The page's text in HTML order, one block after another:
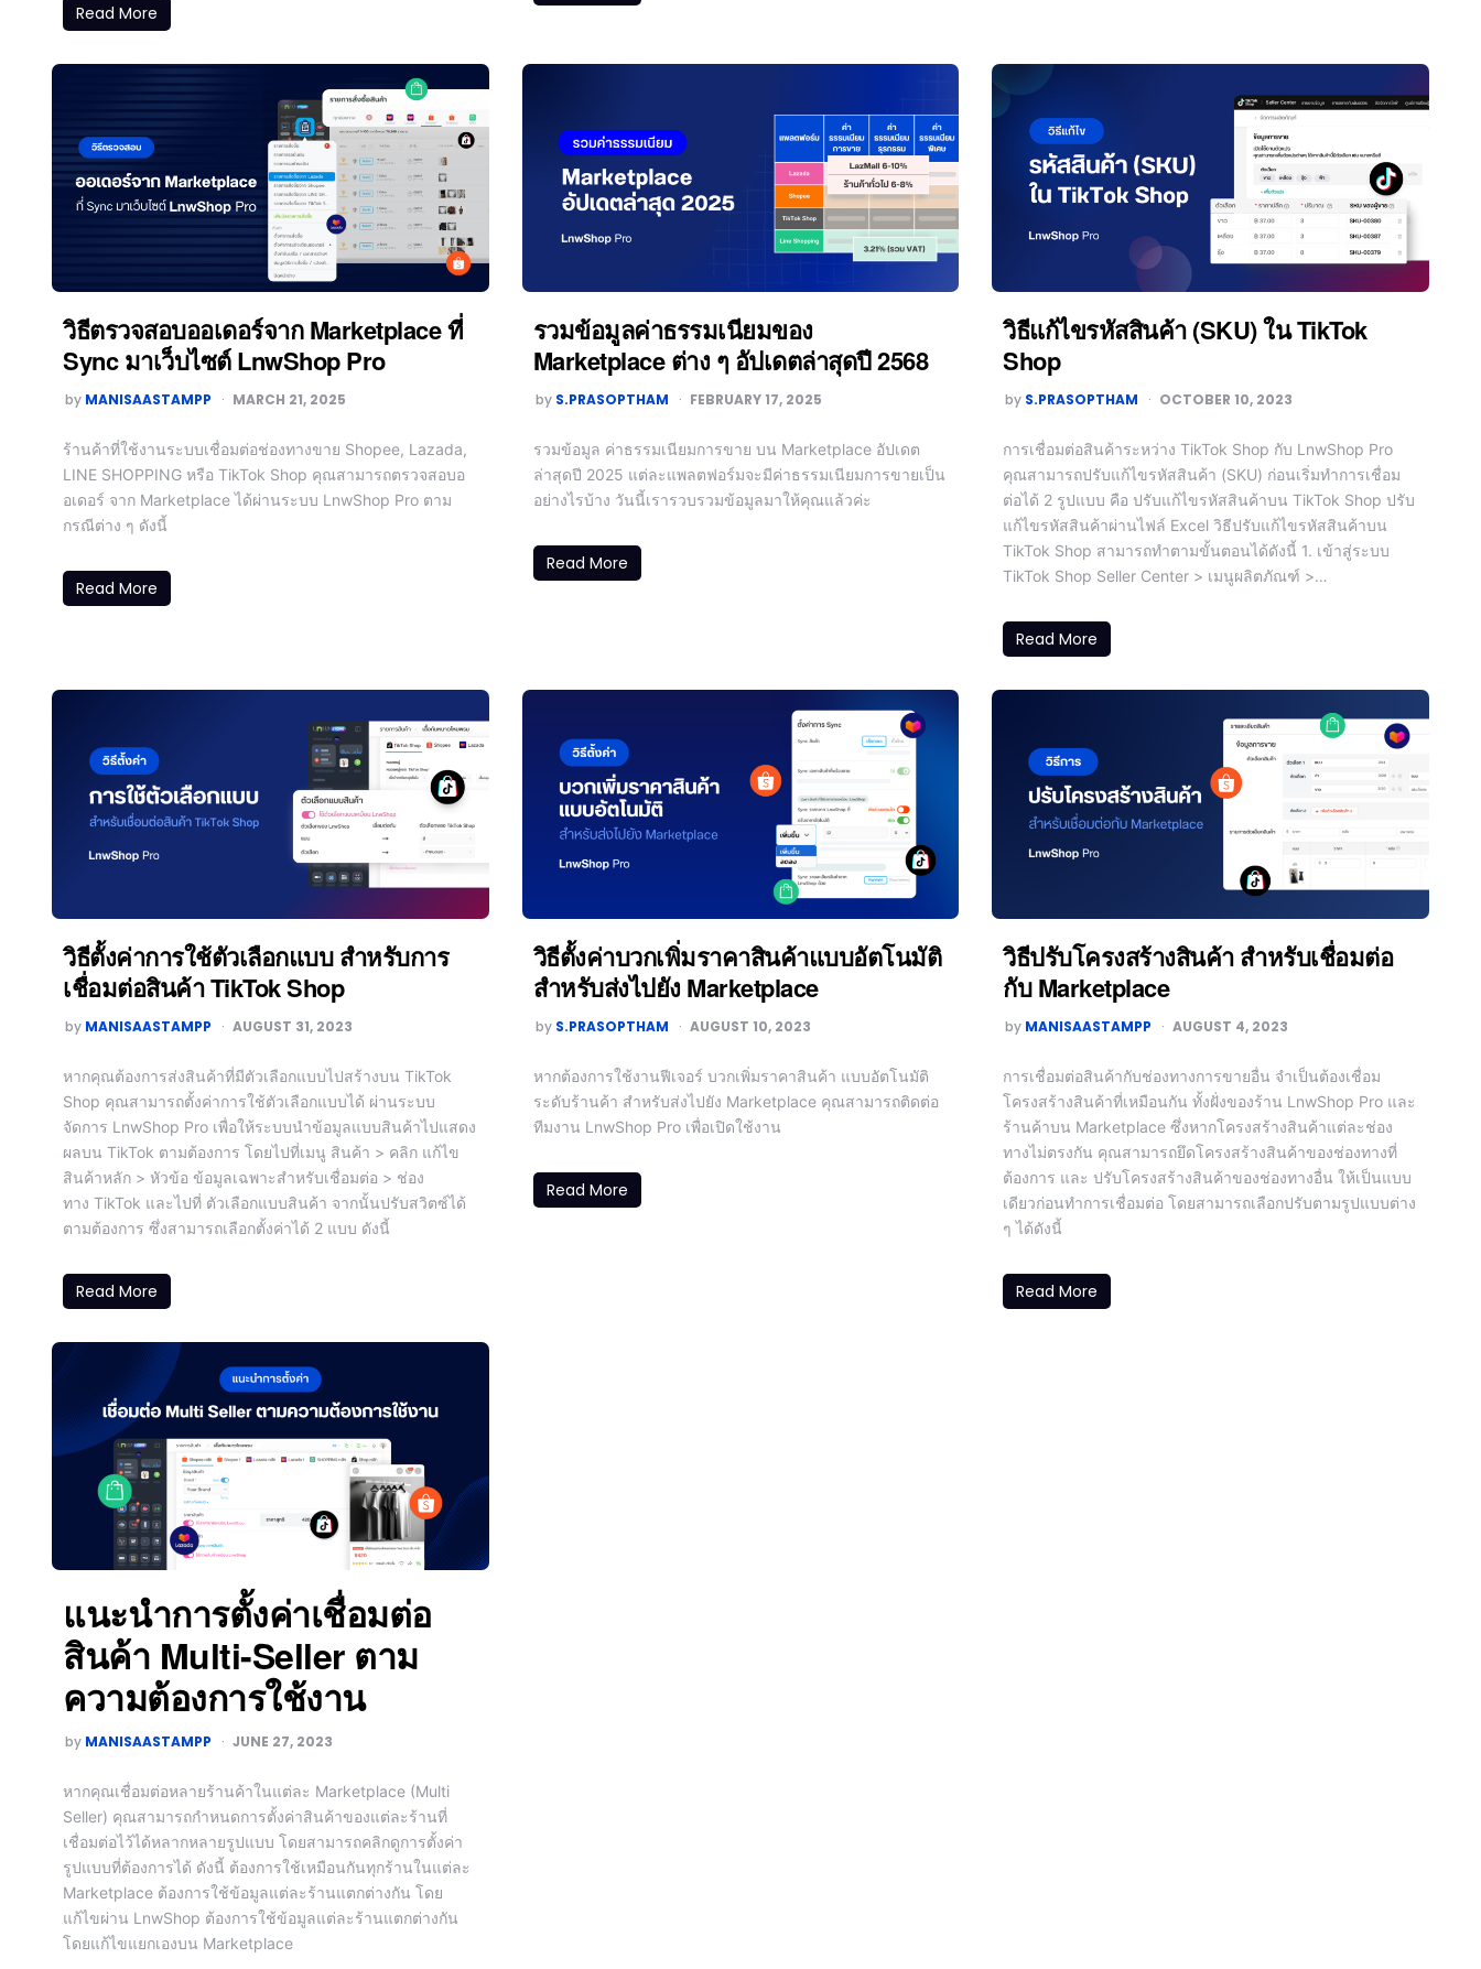
Read More
วิธีตรวจสอบออเดอร์จาก Marketplace ที่
Sync มาเว็บไซต์ LnwShop Pro
by MANISAASTAMPP MARCH 21, 2025
ร้านค้าที่ใช้งานระบบเชื่อมต่อช่องทางขาย Shopee, Lazada,
LINE SHOPPING หรือ TikTok Shop คุณสามารถตรวจสอบอ
อเดอร์ จาก Marketplace ได้ผ่านระบบ LnwShop Pro ตาม
กรณีต่าง ๆ ดังนี้
Read More
รวมข้อมูลค่าธรรมเนียมของ
Marketplace ต่าง ๆ อัปเดตล่าสุดปี 2568
by S.PRASOPTHAM FEBRUARY 17, 2025
รวมข้อมูล ค่าธรรมเนียมการขาย บน Marketplace อัปเดต
ล่าสุดปี 2025 แต่ละแพลตฟอร์มจะมีค่าธรรมเนียมการขายเป็น
อย่างไรบ้าง วันนี้เรารวบรวมข้อมูลมาให้คุณแล้วค่ะ
Read More
วิธีแก้ไขรหัสสินค้า (SKU) ใน TikTok
Shop
by S.PRASOPTHAM OCTOBER 10, 2023
การเชื่อมต่อสินค้าระหว่าง TikTok Shop กับ LnwShop Pro
คุณสามารถปรับแก้ไขรหัสสินค้า (SKU) ก่อนเริ่มทำการเชื่อม
ต่อได้ 2 รูปแบบ คือ ปรับแก้ไขรหัสสินค้าบน TikTok Shop ปรับ
แก้ไขรหัสสินค้าผ่านไฟล์ Excel วิธีปรับแก้ไขรหัสสินค้าบน
TikTok Shop สามารถทำตามขั้นตอนได้ดังนี้ 1. เข้าสู่ระบบ
TikTok Shop Seller Center > เมนูผลิตภัณฑ์ >…
Read More
วิธีตั้งค่าการใช้ตัวเลือกแบบ สำหรับการ
เชื่อมต่อสินค้า TikTok Shop
by MANISAASTAMPP AUGUST 31, 2023
หากคุณต้องการส่งสินค้าที่มีตัวเลือกแบบไปสร้างบน TikTok
Shop คุณสามารถตั้งค่าการใช้ตัวเลือกแบบได้ ผ่านระบบ
จัดการ LnwShop Pro เพื่อให้ระบบนำข้อมูลแบบสินค้าไปแสดง
ผลบน TikTok ตามต้องการ โดยไปที่เมนู สินค้า > คลิก แก้ไข
สินค้าหลัก > หัวข้อ ข้อมูลเฉพาะสำหรับเชื่อมต่อ > ช่อง
ทาง TikTok และไปที่ ตัวเลือกแบบสินค้า จากนั้นปรับสวิตซ์ได้
ตามต้องการ ซึ่งสามารถเลือกตั้งค่าได้ 2 แบบ ดังนี้
Read More
วิธีตั้งค่าบวกเพิ่มราคาสินค้าแบบอัตโนมัติ
สำหรับส่งไปยัง Marketplace
by S.PRASOPTHAM AUGUST 10, 2023
หากต้องการใช้งานฟีเจอร์ บวกเพิ่มราคาสินค้า แบบอัตโนมัติ
ระดับร้านค้า สำหรับส่งไปยัง Marketplace คุณสามารถติดต่อ
ทีมงาน LnwShop Pro เพื่อเปิดใช้งาน
Read More
วิธีปรับโครงสร้างสินค้า สำหรับเชื่อมต่อ
กับ Marketplace
by MANISAASTAMPP AUGUST 4, 2023
การเชื่อมต่อสินค้ากับช่องทางการขายอื่น จำเป็นต้องเชื่อม
โครงสร้างสินค้าที่เหมือนกัน ทั้งฝั่งของร้าน LnwShop Pro และ
ร้านค้าบน Marketplace ซึ่งหากโครงสร้างสินค้าแต่ละช่อง
ทางไม่ตรงกัน คุณสามารถยึดโครงสร้างสินค้าของช่องทางที่
ต้องการ และ ปรับโครงสร้างสินค้าของช่องทางอื่น ให้เป็นแบบ
เดียวก่อนทำการเชื่อมต่อ โดยสามารถเลือกปรับตามรูปแบบต่าง
ๆ ได้ดังนี้
Read More
แนะนำการตั้งค่าเชื่อมต่อ
สินค้า Multi-Seller ตาม
ความต้องการใช้งาน
by MANISAASTAMPP JUNE 27, 2023
หากคุณเชื่อมต่อหลายร้านค้าในแต่ละ Marketplace (Multi
Seller) คุณสามารถกำหนดการตั้งค่าสินค้าของแต่ละร้านที่
เชื่อมต่อไว้ได้หลากหลายรูปแบบ โดยสามารถคลิกดูการตั้งค่า
รูปแบบที่ต้องการได้ ดังนี้ ต้องการใช้เหมือนกันทุกร้านในแต่ละ
Marketplace ต้องการใช้ข้อมูลแต่ละร้านแตกต่างกัน โดย
แก้ไขผ่าน LnwShop ต้องการใช้ข้อมูลแต่ละร้านแตกต่างกัน
โดยแก้ไขแยกเองบน Marketplace